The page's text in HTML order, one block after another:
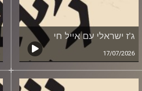
ג'ז ישראלי עם אייל חי
17/07/2026